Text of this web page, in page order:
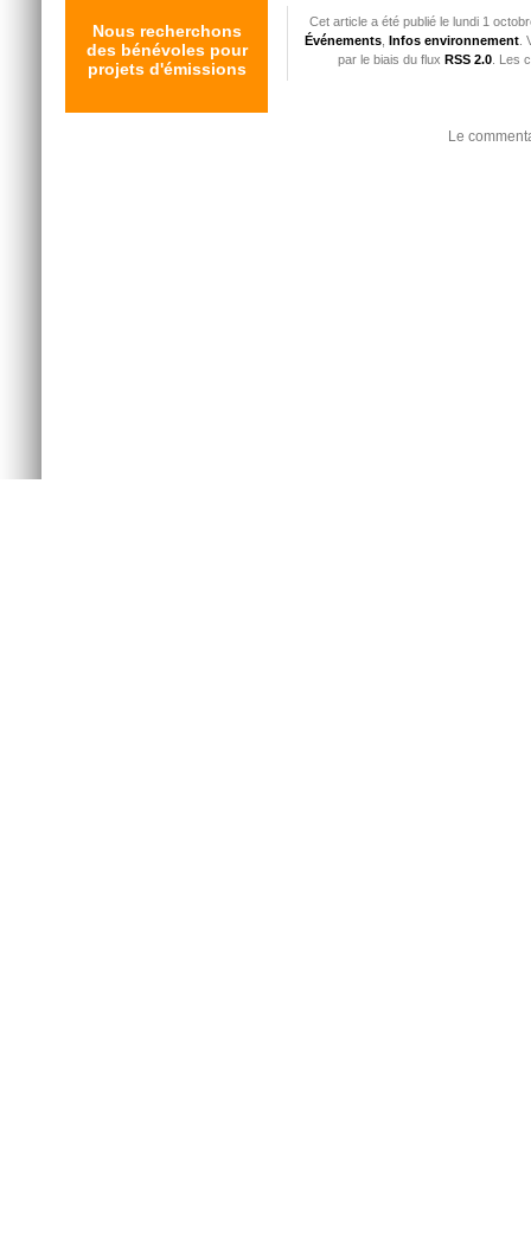
Nous recherchons
des bénévoles pour
projets d'émissions
Cet article a été publié le lundi 1
Événements, Infos environnement.
par le biais du flux RSS 2.0. Les
Le